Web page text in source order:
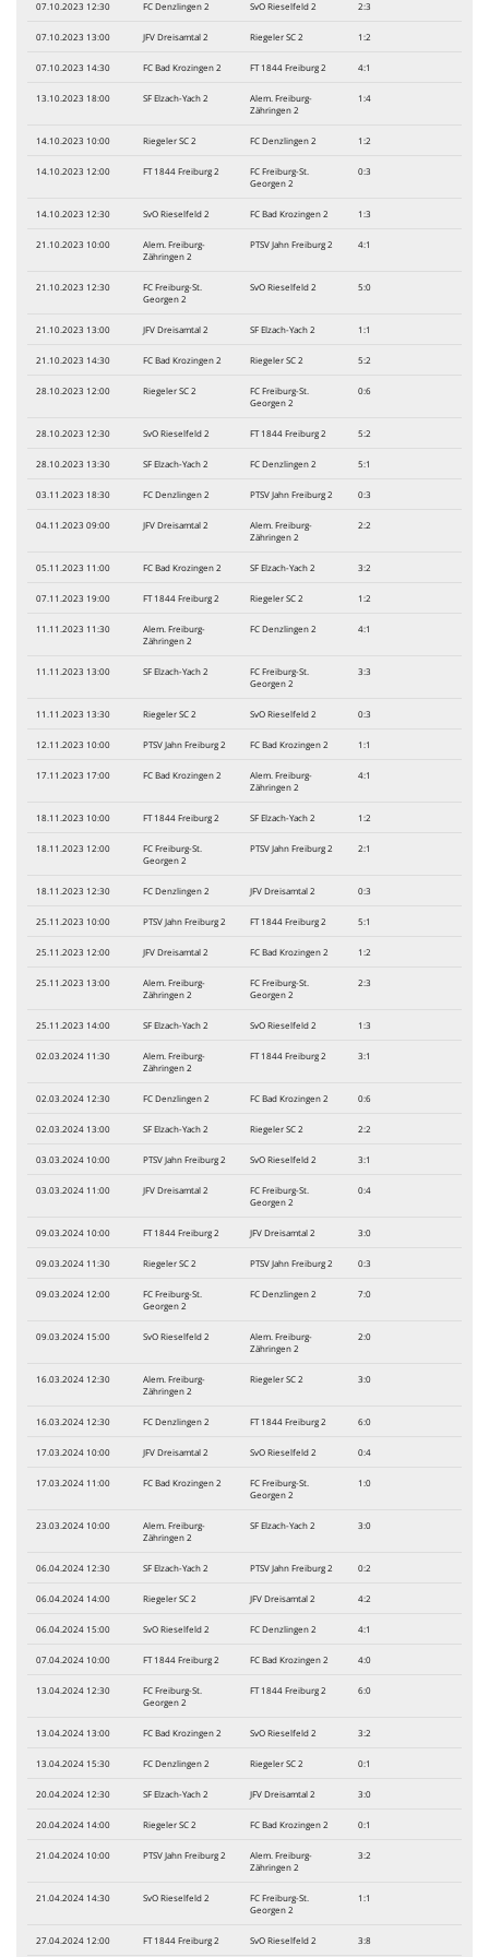
07.10.2023 12:30 FC Denzlingen 2 SvO Rieselfeld 2 2:3
07.10.2023 13:00 JFV Dreisamtal 2 Riegeler SC 2 1:2
07.10.2023 14:30 FC Bad Krozingen 2 FT 1844 Freiburg 2 4:1
13.10.2023 18:00 SF Elzach-Yach 2
Alem. Freiburg-
Zähringen 2
1:4
14.10.2023 10:00 Riegeler SC 2 FC Denzlingen 2 1:2
14.10.2023 12:00 FT 1844 Freiburg 2
FC Freiburg-St.
Georgen 2
0:3
14.10.2023 12:30 SvO Rieselfeld 2 FC Bad Krozingen 2 1:3
21.10.2023 10:00
Alem. Freiburg-
Zähringen 2
PTSV Jahn Freiburg 2 4:1
21.10.2023 12:30
FC Freiburg-St.
Georgen 2
SvO Rieselfeld 2 5:0
21.10.2023 13:00 JFV Dreisamtal 2 SF Elzach-Yach 2 1:1
21.10.2023 14:30 FC Bad Krozingen 2 Riegeler SC 2 5:2
28.10.2023 12:00 Riegeler SC 2
FC Freiburg-St.
Georgen 2
0:6
28.10.2023 12:30 SvO Rieselfeld 2 FT 1844 Freiburg 2 5:2
28.10.2023 13:30 SF Elzach-Yach 2 FC Denzlingen 2 5:1
03.11.2023 18:30 FC Denzlingen 2 PTSV Jahn Freiburg 2 0:3
04.11.2023 09:00 JFV Dreisamtal 2
Alem. Freiburg-
Zähringen 2
2:2
05.11.2023 11:00 FC Bad Krozingen 2 SF Elzach-Yach 2 3:2
07.11.2023 19:00 FT 1844 Freiburg 2 Riegeler SC 2 1:2
11.11.2023 11:30
Alem. Freiburg-
Zähringen 2
FC Denzlingen 2 4:1
11.11.2023 13:00 SF Elzach-Yach 2
FC Freiburg-St.
Georgen 2
3:3
11.11.2023 13:30 Riegeler SC 2 SvO Rieselfeld 2 0:3
12.11.2023 10:00 PTSV Jahn Freiburg 2 FC Bad Krozingen 2 1:1
17.11.2023 17:00 FC Bad Krozingen 2
Alem. Freiburg-
Zähringen 2
4:1
18.11.2023 10:00 FT 1844 Freiburg 2 SF Elzach-Yach 2 1:2
18.11.2023 12:00
FC Freiburg-St.
Georgen 2
PTSV Jahn Freiburg 2 2:1
18.11.2023 12:30 FC Denzlingen 2 JFV Dreisamtal 2 0:3
25.11.2023 10:00 PTSV Jahn Freiburg 2 FT 1844 Freiburg 2 5:1
25.11.2023 12:00 JFV Dreisamtal 2 FC Bad Krozingen 2 1:2
25.11.2023 13:00
Alem. Freiburg-
Zähringen 2
FC Freiburg-St.
Georgen 2
2:3
25.11.2023 14:00 SF Elzach-Yach 2 SvO Rieselfeld 2 1:3
02.03.2024 11:30
Alem. Freiburg-
Zähringen 2
FT 1844 Freiburg 2 3:1
02.03.2024 12:30 FC Denzlingen 2 FC Bad Krozingen 2 0:6
02.03.2024 13:00 SF Elzach-Yach 2 Riegeler SC 2 2:2
03.03.2024 10:00 PTSV Jahn Freiburg 2 SvO Rieselfeld 2 3:1
03.03.2024 11:00 JFV Dreisamtal 2
FC Freiburg-St.
Georgen 2
0:4
09.03.2024 10:00 FT 1844 Freiburg 2 JFV Dreisamtal 2 3:0
09.03.2024 11:30 Riegeler SC 2 PTSV Jahn Freiburg 2 0:3
09.03.2024 12:00
FC Freiburg-St.
Georgen 2
FC Denzlingen 2 7:0
09.03.2024 15:00 SvO Rieselfeld 2
Alem. Freiburg-
Zähringen 2
2:0
16.03.2024 12:30
Alem. Freiburg-
Zähringen 2
Riegeler SC 2 3:0
16.03.2024 12:30 FC Denzlingen 2 FT 1844 Freiburg 2 6:0
17.03.2024 10:00 JFV Dreisamtal 2 SvO Rieselfeld 2 0:4
17.03.2024 11:00 FC Bad Krozingen 2
FC Freiburg-St.
Georgen 2
1:0
23.03.2024 10:00
Alem. Freiburg-
Zähringen 2
SF Elzach-Yach 2 3:0
06.04.2024 12:30 SF Elzach-Yach 2 PTSV Jahn Freiburg 2 0:2
06.04.2024 14:00 Riegeler SC 2 JFV Dreisamtal 2 4:2
06.04.2024 15:00 SvO Rieselfeld 2 FC Denzlingen 2 4:1
07.04.2024 10:00 FT 1844 Freiburg 2 FC Bad Krozingen 2 4:0
13.04.2024 12:30
FC Freiburg-St.
Georgen 2
FT 1844 Freiburg 2 6:0
13.04.2024 13:00 FC Bad Krozingen 2 SvO Rieselfeld 2 3:2
13.04.2024 15:30 FC Denzlingen 2 Riegeler SC 2 0:1
20.04.2024 12:30 SF Elzach-Yach 2 JFV Dreisamtal 2 3:0
20.04.2024 14:00 Riegeler SC 2 FC Bad Krozingen 2 0:1
21.04.2024 10:00 PTSV Jahn Freiburg 2
Alem. Freiburg-
Zähringen 2
3:2
21.04.2024 14:30 SvO Rieselfeld 2
FC Freiburg-St.
Georgen 2
1:1
27.04.2024 12:00 FT 1844 Freiburg 2 SvO Rieselfeld 2 3:8